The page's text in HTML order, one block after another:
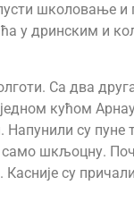
школовање
у дринским и
Са два
једном кућом
су
шкљоцну.
су